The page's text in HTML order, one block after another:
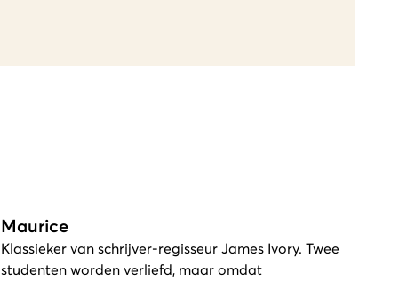
Maurice
Klassieker van schrijver-regisseur James Ivory. Twee
studenten worden verliefd, maar omdat